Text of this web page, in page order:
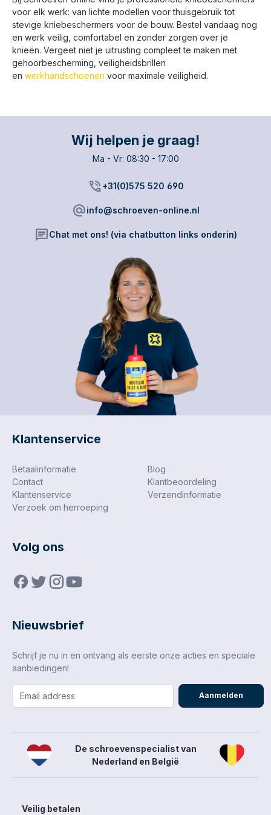
voor elk werk: van lichte modellen voor thuisgebruik tot
stevige kniebeschermers voor de bouw. Bestel vandaag nog
en werk veilig, comfortabel en zonder zorgen over je
knieën. Vergeet niet je uitrusting compleet te maken met
gehoorbescherming, veiligheidsbrillen
en werkhandschoenen voor maximale veiligheid.
Wij helpen je graag!
Ma - Vr: 08:30 - 17:00
phone_in_talk+31(0)575 520 690
alternate_emailinfo@schroeven-online.nl
chatChat met ons! (via chatbutton links onderin)
Klantenservice
Betaalinformatie
Blog
Contact
Klantbeoordeling
Klantenservice
Verzendinformatie
Verzoek om herroeping
Volg ons
Nieuwsbrief
Schrijf je nu in en ontvang als eerste onze acties en speciale
aanbiedingen!
Aanmelden
De schroevenspecialist van
Nederland en België
Veilig betalen